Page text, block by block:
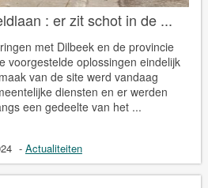
: er zit schot in de ...
met Dilbeek en de provincie
voorgestelde oplossingen eindelijk
van de site werd vandaag
diensten en er werden
een gedeelte van het ...
- Actualiteiten